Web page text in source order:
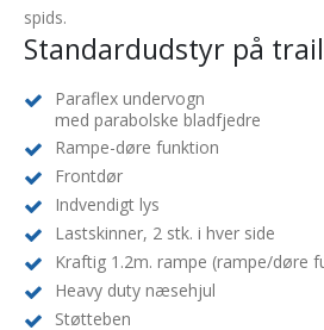
spids.
Standardudstyr på
Paraflex undervogn
med parabolske bladfjedre
Rampe-døre funktion
Frontdør
Indvendigt lys
Lastskinner, 2 stk. i hver side
Kraftig 1.2m. rampe (rampe/døre
Heavy duty næsehjul
Støtteben